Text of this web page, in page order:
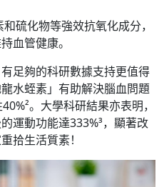
硫化物等強效抗氧化成分，
血管健康。
足夠的科研數據支持更值得
水蛭素」有助解決腦血問題
。大學科研結果亦表明，
運動功能達333%³，顯著改
拾生活質素！